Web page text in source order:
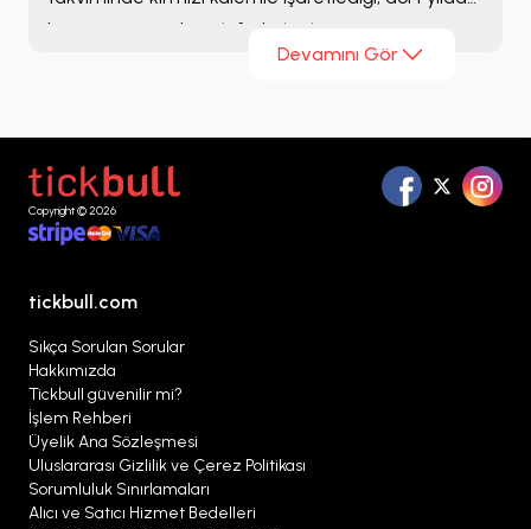
bir yaşanan en büyük futbol şöleninin zirve
noktasıdır. Kanada, Meksika ve Amerika Birleşik
anlamda tarihi bir an olacak. Bu heyecanı
tribünlerde yaşamak için doğru adres
Tickbull.com! Sadece bir tıkla biletalsat adresine
alın, bu heyecanı yerinde yaşayın.
Devamını Gör
Copyright © 2026
tickbull.com
Sıkça Sorulan Sorular
Hakkımızda
Tickbull güvenilir mi?
İşlem Rehberi
Üyelik Ana Sözleşmesi
Uluslararası Gizlilik ve Çerez Politikası
Sorumluluk Sınırlamaları
Alıcı ve Satıcı Hizmet Bedelleri